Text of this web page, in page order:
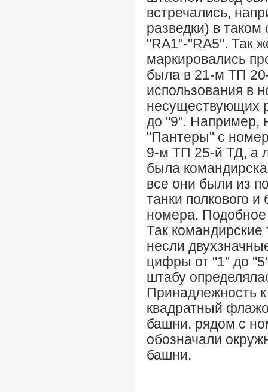
встречались,
разведки) в
"RА1"-"RА5". Так
маркировались
была в 21-м ТП
использования в
несуществующих
до "9". Например,
"Пантеры" с
9-м ТП 25-й ТД, а
была
все они были из
танки полкового
номера.
Так
несли
цифры от "1" до
штабу
Принадлежность
квадратный
башни, рядом с
обозначали
башни.